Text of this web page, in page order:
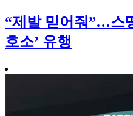
“제발 믿어줘”…스
호소’ 유행